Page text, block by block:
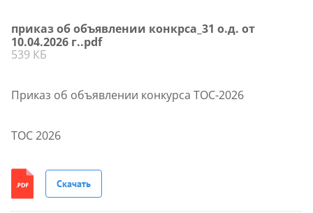
приказ об объявлении конкрса_31 о.д. от
10.04.2026 г..pdf
539 КБ
Приказ об объявлении конкурса ТОС-2026
ТОС 2026
Скачать